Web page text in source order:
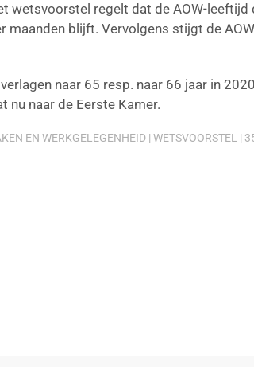
wetsvoorstel regelt dat de AOW-leeftijd
maanden blijft. Vervolgens stijgt de
naar 65 resp. naar 66 jaar in
nu naar de Eerste Kamer.
EN WERKGELEGENHEID | WETSVOORSTEL |